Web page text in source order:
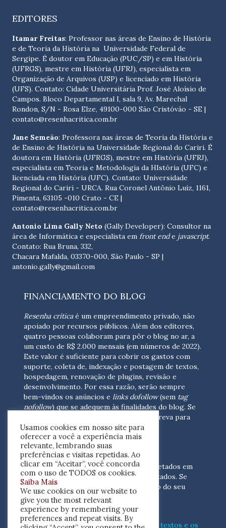
EDITORES
Itamar Freitas: Professor nas áreas de Ensino de História
e de Teoria da História na Universidade Federal de
Sergipe. É doutor em Educação (PUC/SP) e em História
(UFRGS), mestre em História (UFRJ), especialista em
Organização de Arquivos (USP) e licenciado em História
(UFS). Contato: Cidade Universitária Prof. José Aloísio de
Campos. Bloco Departamental I, sala 9, Av. Marechal
Rondon, S/N - Rosa Elze, 49100-000 São Cristóvão - SE |
contato@resenhacritica.com.br
Jane Semeão: Professora nas áreas de Teoria da História e
de Ensino de História na Universidade Regional do Cariri. É
doutora em História (UFRGS), mestre em História (UFRJ),
especialista em Teoria e Metodologia da HIstória (UFC) e
licenciada em História (UFC). Contato: Universidade
Regional do Cariri - URCA. Rua Coronel Antônio Luíz, 1161,
Pimenta, 63105 -010 Crato - CE |
contato@resenhacritica.com.br
Antonio Lima Gally Neto (Gally Developer): Consultor na
área de Informática e especialista em front ende javascript.
Contato: Rua Bruna, 332,
Chacara Mafalda, 03370-000, São Paulo - SP |
antonio.gally@gmail.com
FINANCIAMENTO DO BLOG
Resenha críticaé um empreendimento privado, não
apoiado por recursos públicos. Além dos editores,
quatro pessoas colaboram para pôr o blog no ar, a
um custo de R$ 2.000 mensais (em números de 2022).
Este valor é suficiente para cobrir os gastos com
suporte, coleta de, indexação e postagem de textos,
hospedagem, renovação de plugins, revisão e
desenvolvimento. Por essa razão, serão sempre
bem-vindos os anúncios e links dofollow(sem tag
nofollow) que se adequem às finalidades do blog. Se
escreva para
nós(contato@resenhacritica.com.br)
FONTES E ACERVO
As resenhas, dossiês e sumários são coletados em
periódicos acadêmicos e sites especializados. Se
você tem interesse em divulgar o acervo do seu
periódico, escreva para nós
(contato@resenhacritica.com.br)
Conheça omodocomo processamos os textos e os
Usamos cookies em nosso site para
oferecer a você a experiência mais
relevante, lembrando suas
preferências e visitas repetidas. Ao
clicar em “Aceitar”, você concorda
com o uso de TODOS os cookies.
Saiba Mais
We use cookies on our website to
give you the most relevant
experience by remembering your
preferences and repeat visits. By